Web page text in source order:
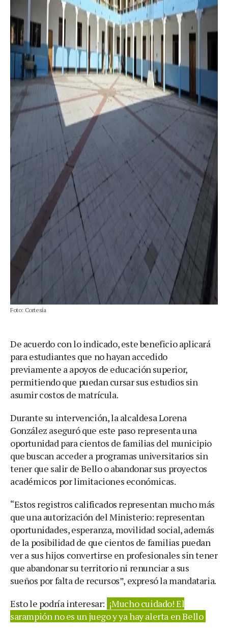
Foto: Cortesía
De acuerdo con lo indicado, este beneficio aplicará
para estudiantes que no hayan accedido
previamente a apoyos de educación superior,
permitiendo que puedan cursar sus estudios sin
asumir costos de matrícula.
Durante su intervención, la alcaldesa Lorena
González aseguró que este paso representa una
oportunidad para cientos de familias del municipio
que buscan acceder a programas universitarios sin
tener que salir de Bello o abandonar sus proyectos
académicos por limitaciones económicas.
“Estos registros calificados representan mucho más
que una autorización del Ministerio: representan
oportunidades, esperanza, movilidad social, además
de la posibilidad de que cientos de familias puedan
ver a sus hijos convertirse en profesionales sin tener
que abandonar su territorio ni renunciar a sus
sueños por falta de recursos”, expresó la mandataria.
Esto le podría interesar: ¡Mucho cuidado! El
sarampión no es un juego y ya hay alerta en Bello